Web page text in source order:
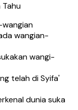
Tahu
wangian
wangian-
wangi-
telah di Syifa'
dunia suka